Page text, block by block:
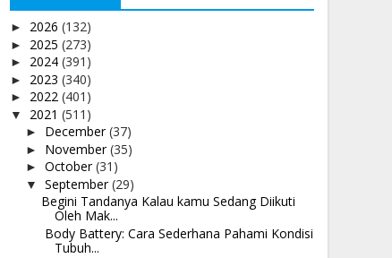
► 2026 (132)
► 2025 (273)
► 2024 (391)
► 2023 (340)
► 2022 (401)
▼ 2021 (511)
► December(37)
► November(35)
► October(31)
▼ September(29)
Begini Tandanya Kalau kamu Sedang Diikuti
Oleh Mak...
Body Battery: Cara Sederhana Pahami Kondisi
Tubuh...